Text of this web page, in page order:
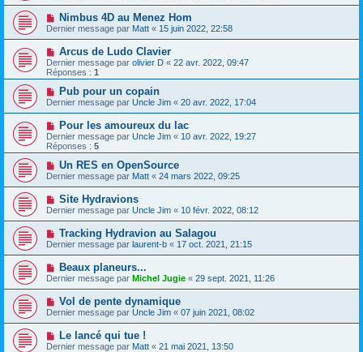
Nimbus 4D au Menez Hom
Dernier message par Matt « 15 juin 2022, 22:58
Arcus de Ludo Clavier
Dernier message par olivier D « 22 avr. 2022, 09:47
Réponses : 1
Pub pour un copain
Dernier message par Uncle Jim « 20 avr. 2022, 17:04
Pour les amoureux du lac
Dernier message par Uncle Jim « 10 avr. 2022, 19:27
Réponses : 5
Un RES en OpenSource
Dernier message par Matt « 24 mars 2022, 09:25
Site Hydravions
Dernier message par Uncle Jim « 10 févr. 2022, 08:12
Tracking Hydravion au Salagou
Dernier message par laurent-b « 17 oct. 2021, 21:15
Beaux planeurs...
Dernier message par Michel Jugie « 29 sept. 2021, 11:26
Vol de pente dynamique
Dernier message par Uncle Jim « 07 juin 2021, 08:02
Le lancé qui tue !
Dernier message par Matt « 21 mai 2021, 13:50